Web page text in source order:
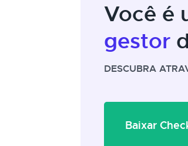
Você é
gestor
DESCUBRA
Baixar